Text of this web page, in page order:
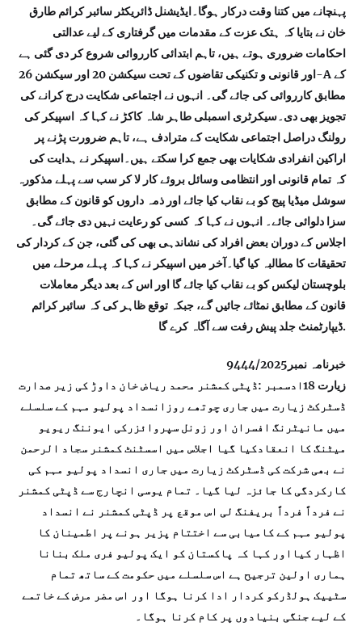
پہنچانے میں کتنا وقت درکار ہوگا۔ایڈیشنل ڈائریکٹر سائبر کرائم طارق
خان نے بتایا کہ ہتک عزت کے مقدمات میں گرفتاری کے لیے عدالتی
احکامات ضروری ہوتے ہیں، تاہم ابتدائی کارروائی شروع کر دی گئی ہے
اور قانونی و تکنیکی تقاضوں کے تحت سیکشن 20 اور سیکشن 26-A کے
مطابق کارروائی کی جائے گی۔ انہوں نے اجتماعی شکایت درج کرانے کی
تجویز بھی دی۔سیکرٹری اسمبلی طاہر شاہ کاکڑ نے کہا کہ اسپیکر کی
رولنگ دراصل اجتماعی شکایت کے مترادف ہے، تاہم ضرورت پڑنے پر
اراکین انفرادی شکایات بھی جمع کرا سکتے ہیں۔اسپیکر نے ہدایت کی
کہ تمام قانونی اور انتظامی وسائل بروئے کار لا کر سب سے پہلے مذکورہ
سوشل میڈیا پیج کو بے نقاب کیا جائے اور ذمہ داروں کو قانون کے مطابق
سزا دلوائی جائے۔ انہوں نے کہا کہ کسی کو رعایت نہیں دی جائے گی۔
اجلاس کے دوران بعض افراد کی نشاندہی بھی کی گئی، جن کے کردار کی
تحقیقات کا مطالبہ کیا گیا۔آخر میں اسپیکر نے کہا کہ پہلے مرحلے میں
بلوچستان لیکس کو بے نقاب کیا جائے گا اور اس کے بعد دیگر معاملات
قانون کے مطابق نمٹائے جائیں گے، جبکہ توقع ظاہر کی کہ سائبر کرائم
ڈیپارٹمنٹ جلد پیش رفت سے آگاہ کرے گا.
خبرنامہ نمبر9444/2025
زیارت 18ادسمبر :ڈپٹی کمشنر محمد ریاض خان داوڑ کی زیر صدارت
ڈسٹرکٹ زیارت میں جاری چوتھے روزانسداد پولیو مہم کے سلسلے
میں مانیٹرنگ افسران اور زونل سپروائزرکی ایوننگ ریویو
میٹنگ کا انعقادکیا گیا اجلاس میں اسسٹنٹ کمشنر سجاد الرحمن
نے بھی شرکت کی ڈسٹرکٹ زیارت میں جاری انسداد پولیو مہم کی
کارکردگی کا جائزہ لیا گیا۔ تمام یوسی انچارج سے ڈپٹی کمشنر
نے فرداً فرداً بریفنگ لی اس موقع پر ڈپٹی کمشنر نے انسداد
پولیو مہم کے کامیابی سے اختتام پزیر ہونے پر اطمینان کا
اظہار کیااور کہا کہ پاکستان کو ایک پولیو فری ملک بنانا
ہماری اولین ترجیح ہے اس سلسلے میں حکومت کے ساتھ تمام
سٹییک ہولڈرکو کردار ادا کرنا ہوگا اور اس مضر مرض کے خاتمے
کے لیے جنگی بنیادوں پر کام کرنا ہوگا۔